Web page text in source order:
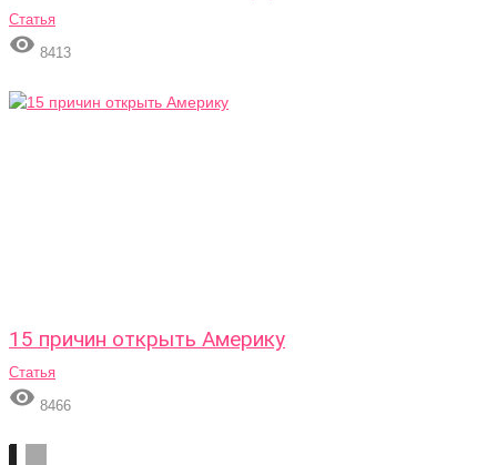
Статья
 8413
15 причин открыть Америку
Статья
 8466